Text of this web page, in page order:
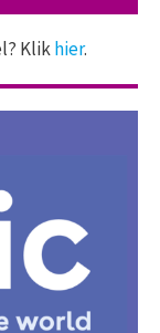
Klikhier.